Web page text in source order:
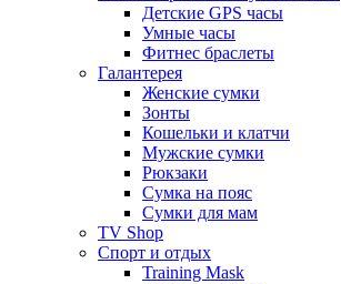
Детские GPS часы
Умные часы
Фитнес браслеты
Галантерея
Женские сумки
Зонты
Кошельки и клатчи
Мужские сумки
Рюкзаки
Сумка на пояс
Сумки для мам
TV Shop
Спорт и отдых
Training Mask